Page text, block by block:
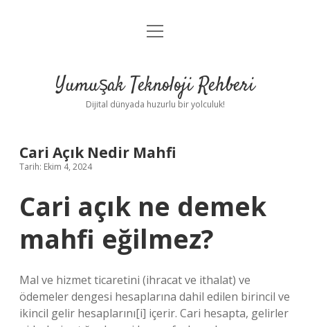
Anasayfa
Yasal Uyarı
menüyü
Yumuşak Teknoloji Rehberi
Dijital dünyada huzurlu bir yolculuk!
Cari Açık Nedir Mahfi
Tarih: Ekim 4, 2024
Cari açık ne demek
mahfi eğilmez?
Mal ve hizmet ticaretini (ihracat ve ithalat) ve
ödemeler dengesi hesaplarına dahil edilen birincil ve
ikincil gelir hesaplarını[i] içerir. Cari hesapta, gelirler